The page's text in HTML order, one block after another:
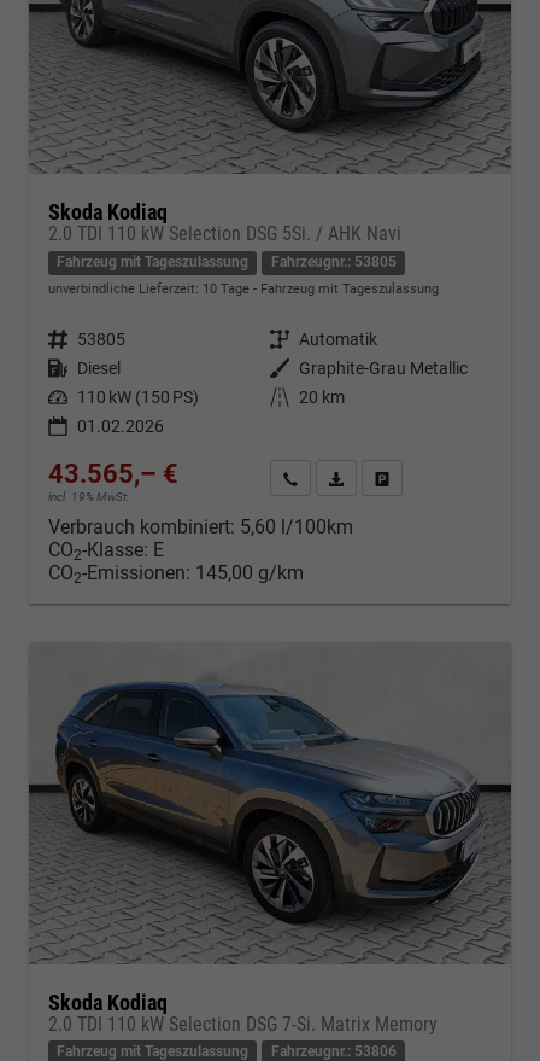
Skoda Kodiaq
2.0 TDI 110 kW Selection DSG 5Si. / AHK Navi
Fahrzeug mit Tageszulassung Fahrzeugnr.: 53805
unverbindliche Lieferzeit: 10 Tage Fahrzeug mit Tageszulassung
Fahrzeugnr. 53805 Getriebe Automatik
Kraftstoff Diesel Außenfarbe
Graphite-Grau Metallic
Leistung 110 kW (150 PS) Kilometerstand
20 km
01.02.2026
43.565,– €
incl. 19% MwSt.
Kontakt & Angebot anfordern
PDF-Datei, Fahrzeugexposé
Verbrauch kombiniert: 5,60 l/100km
CO2-Klasse: E
CO2-Emissionen: 145,00 g/km
Skoda Kodiaq
2.0 TDI 110 kW Selection DSG 7-Si. Matrix Memory
Fahrzeug mit Tageszulassung Fahrzeugnr.: 53806